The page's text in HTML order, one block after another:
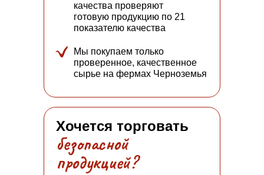
Мы покупаем только
проверенное, качественное
сырье на фермах Черноземья
качества проверяют
готовую продукцию по 21
показателю качества
Хочется торговать
безопасной
продукцией?